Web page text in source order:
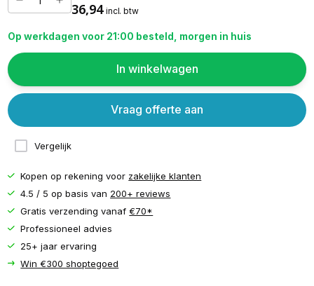
36,94 incl. btw
Op werkdagen voor 21:00 besteld, morgen in huis
In winkelwagen
Vergelijk
Vraag offerte aan
Kopen op rekening voor zakelijke klanten
4.5 / 5 op basis van 200+ reviews
Gratis verzending vanaf€70*
Professioneel advies
25+ jaar ervaring
Win €300 shoptegoed